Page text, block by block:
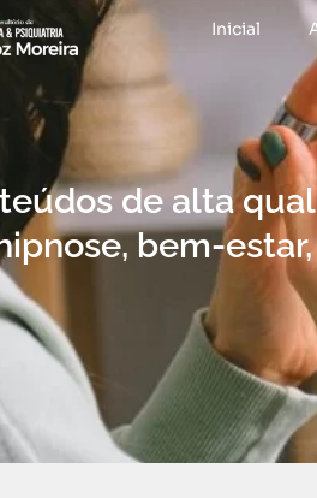
Inicial
de alta
bem-